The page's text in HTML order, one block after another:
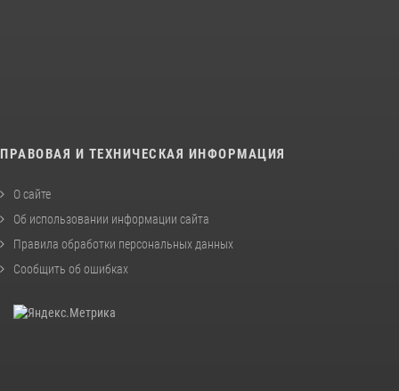
ПРАВОВАЯ И ТЕХНИЧЕСКАЯ ИНФОРМАЦИЯ
О сайте
Об использовании информации сайта
Правила обработки персональных данных
Сообщить об ошибках